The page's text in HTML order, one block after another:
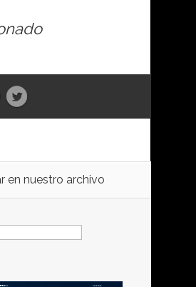
en nuestro archivo